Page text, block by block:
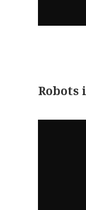
Robots